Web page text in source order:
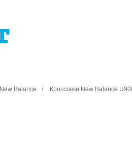
New Balance / Кроссовки New Balance